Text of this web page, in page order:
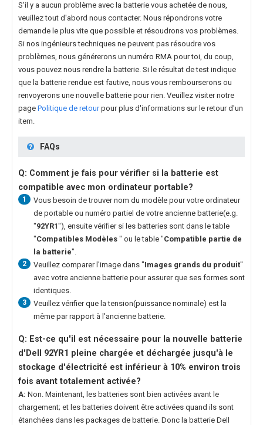
S'il y a aucun problème avec la batterie vous achetée de nous,
veuillez tout d'abord nous contacter. Nous répondrons votre
demande le plus vite que possible et résoudrons vos problèmes.
Si nos ingénieurs techniques ne peuvent pas résoudre vos
problèmes, nous générerons un numéro RMA pour toi, du coup,
vous pouvez nous rendre la batterie. Si le résultat de test indique
que la batterie rendue est fautive, nous vous rembourserons ou
renvoyerons une nouvelle batterie pour rien. Veuillez visiter notre
page Politique de retourpour plus d'informations sur le retour d'un
item.
FAQs
Q: Comment je fais pour vérifier si la batterie est
compatible avec mon ordinateur portable?
1
Vous besoin de trouver nom du modèle pour votre ordinateur
de portable ou numéro partiel de votre ancienne batterie(e.g.
"92YR1"), ensuite vérifier si les batteries sont dans le table
"Compatibles Modèles " ou le table "Compatible partie de
la batterie".
2 Veuillez comparer l'image dans "Images grands du produit"
avec votre ancienne batterie pour assurer que ses formes sont
identiques.
3
Veuillez vérifier que la tension(puissance nominale) est la
même par rapport à l'ancienne batterie.
Q: Est-ce qu'il est nécessaire pour la nouvelle batterie
d'Dell 92YR1 pleine chargée et déchargée jusqu'à le
stockage d'électricité est inférieur à 10% environ trois
fois avant totalement activée?
A: Non. Maintenant, les batteries sont bien activées avant le
chargement; et les batteries doivent être activées quand ils sont
étanchées dans les packages de batterie. Donc la batterie Dell